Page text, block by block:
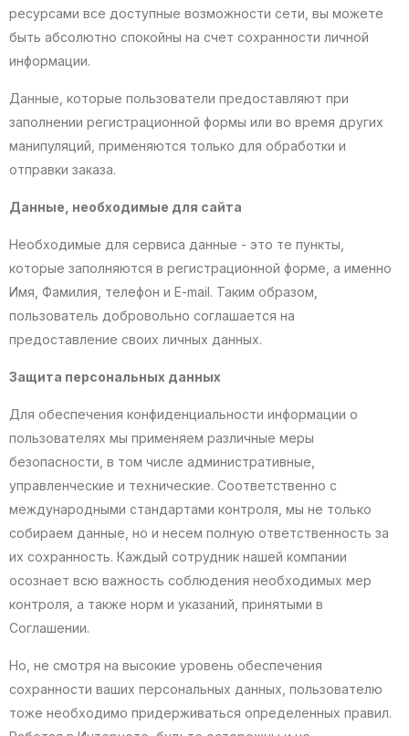
ресурсами все доступные возможности сети, вы можете
быть абсолютно спокойны на счет сохранности личной
информации.
Данные, которые пользователи предоставляют при
заполнении регистрационной формы или во время других
манипуляций, применяются только для обработки и
отправки заказа.
Данные, необходимые для сайта
Необходимые для сервиса данные - это те пункты,
которые заполняются в регистрационной форме, а именно
Имя, Фамилия, телефон и E-mail. Таким образом,
пользователь добровольно соглашается на
предоставление своих личных данных.
Защита персональных данных
Для обеспечения конфиденциальности информации о
пользователях мы применяем различные меры
безопасности, в том числе административные,
управленческие и технические. Соответственно с
международными стандартами контроля, мы не только
собираем данные, но и несем полную ответственность за
их сохранность. Каждый сотрудник нашей компании
осознает всю важность соблюдения необходимых мер
контроля, а также норм и указаний, принятыми в
Соглашении.
Но, не смотря на высокие уровень обеспечения
сохранности ваших персональных данных, пользователю
тоже необходимо придерживаться определенных правил.